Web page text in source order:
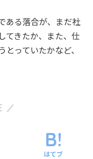
ある落合が、まだ社
てきたか、また、仕
っていたかなど、
はてブ